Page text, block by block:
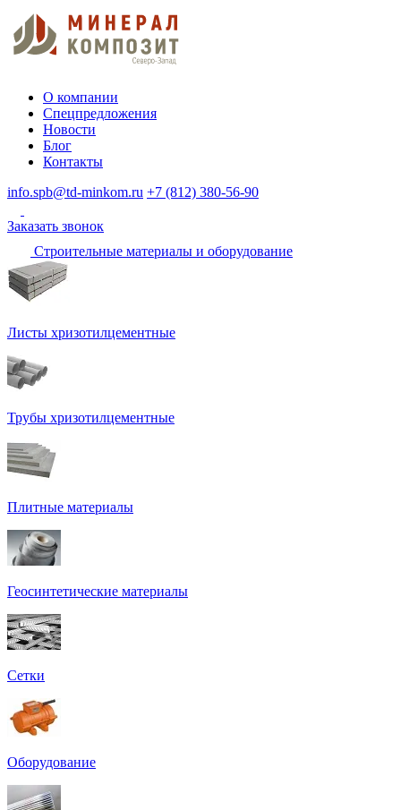
О компании
Спецпредложения
Новости
Блог
Контакты
info.spb@td-minkom.ru +7 (812) 380-56-90
Заказать звонок
Строительные материалы и оборудование
Листы хризотилцементные
Трубы хризотилцементные
Плитные материалы
Геосинтетические материалы
Сетки
Оборудование